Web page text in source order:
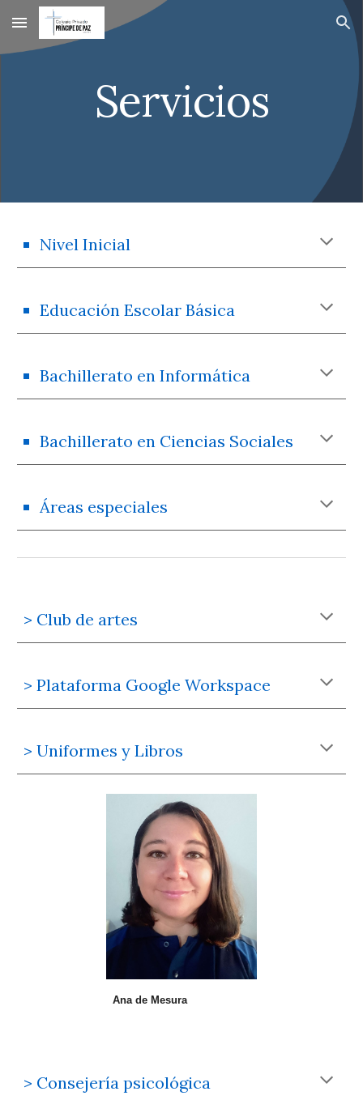
Skip to main content Skip to navigation
Servicios
Nivel Inicial
Educación Escolar Básica
Bachillerato en Informática
Bachillerato en Ciencias Sociales
Áreas especiales
> Club de artes
> Plataforma Google Workspace
> Uniformes y Libros
Ana de Mesura
> Consejería psicológica